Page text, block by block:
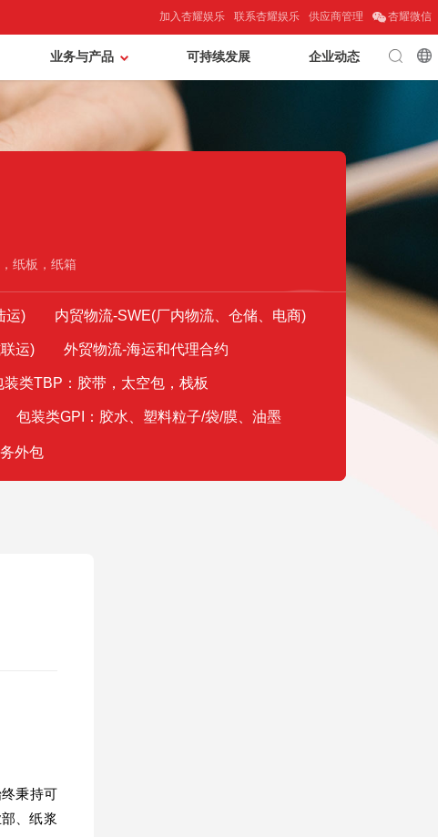
杏耀微信
供应商管理
联系杏耀娱乐
加入杏耀娱乐
企业动态
可持续发展
业务与产品
纸板，纸箱
运) 内贸物流-SWE(厂内物流、仓储、电商)
运) 外贸物流-海运和代理合约
装类TBP：胶带，太空包，栈板
包装类GPI：胶水、塑料粒子/袋/膜、油墨
外包
秉持可
、纸浆